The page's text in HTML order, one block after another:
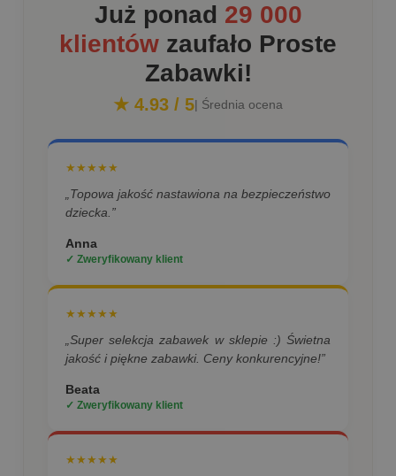
Już ponad 29 000
klientów zaufało Proste
Zabawki!
★ 4.93 / 5| Średnia ocena
★★★★★
„Topowa jakość nastawiona na bezpieczeństwo
dziecka.”
Anna
✓ Zweryfikowany klient
★★★★★
„Super selekcja zabawek w sklepie :) Świetna
jakość i piękne zabawki. Ceny konkurencyjne!”
Beata
✓ Zweryfikowany klient
★★★★★